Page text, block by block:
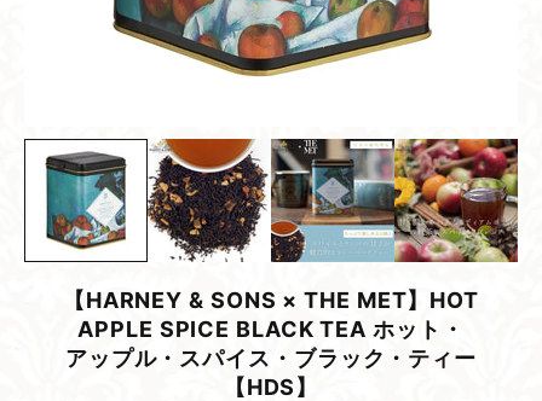
【HARNEY & SONS × THE MET】HOT
APPLE SPICE BLACK TEA ホット・​
アップル・スパイス・ブラック・​ティー
【HDS】